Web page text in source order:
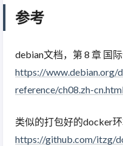
参考
debian文档，第 8 章 国际
https://www.debian.org/
reference/ch08.zh-
类似的打包好的docker
https://github.com/itzg/